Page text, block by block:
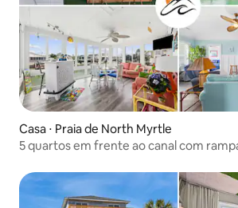
Casa ⋅ Praia de North Myrtle
5 quartos em frente ao canal com